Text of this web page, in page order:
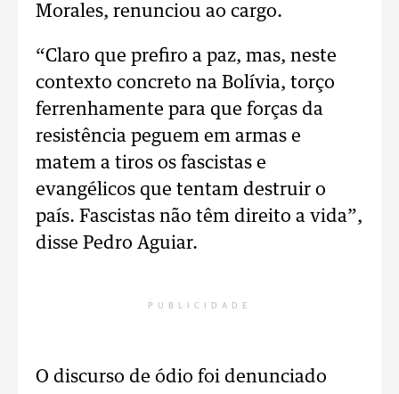
Morales, renunciou ao cargo.
“Claro que prefiro a paz, mas, neste
contexto concreto na Bolívia, torço
ferrenhamente para que forças da
resistência peguem em armas e
matem a tiros os fascistas e
evangélicos que tentam destruir o
país. Fascistas não têm direito a vida”,
disse Pedro Aguiar.
PUBLICIDADE
O discurso de ódio foi denunciado